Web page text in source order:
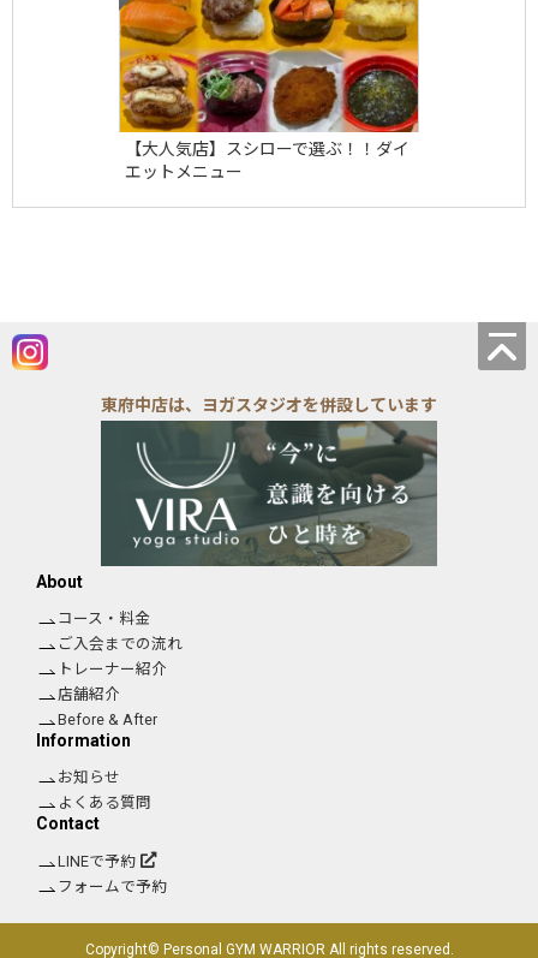
【大人気店】スシローで選ぶ！！ダイ
エットメニュー
東府中店は、ヨガスタジオを併設しています
About
コース・料金
ご入会までの流れ
トレーナー紹介
店舗紹介
Before & After
Information
お知らせ
よくある質問
Contact
LINEで予約
フォームで予約
Copyright© Personal GYM WARRIOR All rights reserved.